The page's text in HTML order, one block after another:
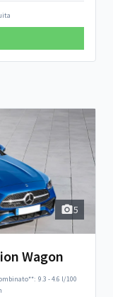
5
Wagon
9.3 - 4.6 l/100